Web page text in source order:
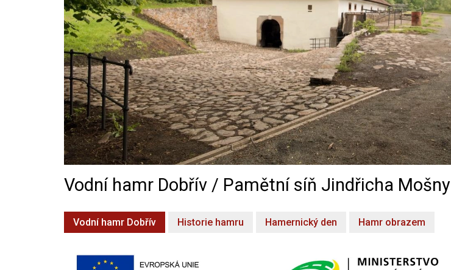
Vodní hamr Dobřív / Pamětní síň Jindřicha Mošny
Vodní hamr Dobřív Historie hamru Hamernický den Hamr obrazem